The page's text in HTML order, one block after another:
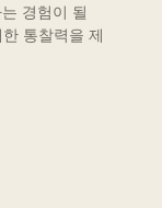
경험이 될
통찰력을 제